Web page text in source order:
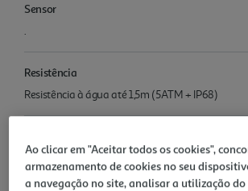
Sensor
.
Resistência
Resistência à água até 1,5m (5ATM + IP68)
325 mAh
Ao clicar em "Aceitar todos os cookies",
armazenamento de cookies no seu
a navegação no site, analisar a utilização